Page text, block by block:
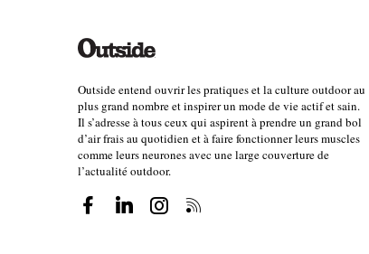
Outside entend ouvrir les pratiques et la culture outdoor au
plus grand nombre et inspirer un mode de vie actif et sain.
Il s’adresse à tous ceux qui aspirent à prendre un grand bol
d’air frais au quotidien et à faire fonctionner leurs muscles
comme leurs neurones avec une large couverture de
l’actualité outdoor.